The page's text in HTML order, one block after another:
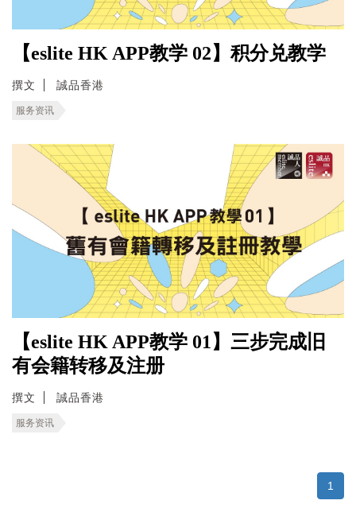
【eslite HK APP教学 02】积分兑教学
撰文 誠品香港
服务资讯
【eslite HK APP教学 01】三步完成旧
有会籍转移及注册
撰文 誠品香港
服务资讯
1